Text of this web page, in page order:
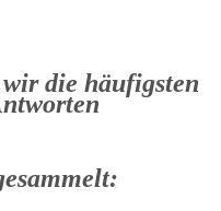
die häufigsten